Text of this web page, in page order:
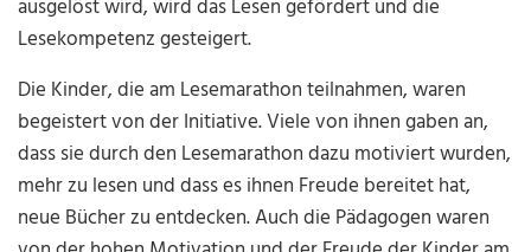
ausgelöst wird, wird das Lesen gefördert und die
Lesekompetenz gesteigert.
Die Kinder, die am Lesemarathon teilnahmen, waren
begeistert von der Initiative. Viele von ihnen gaben an,
dass sie durch den Lesemarathon dazu motiviert wurden,
mehr zu lesen und dass es ihnen Freude bereitet hat,
neue Bücher zu entdecken. Auch die Pädagogen waren